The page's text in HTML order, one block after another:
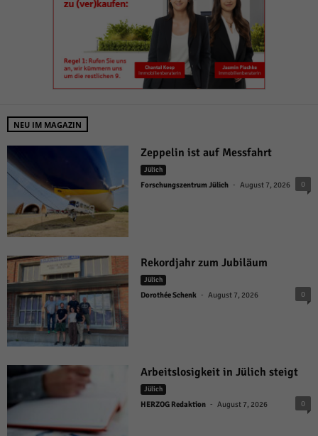
NEU IM MAGAZIN
Zeppelin ist auf Messfahrt
Jülich
Forschungszentrum Jülich - August 7, 2026 0
Rekordjahr zum Jubiläum
Jülich
Dorothée Schenk - August 7, 2026 0
Arbeitslosigkeit in Jülich steigt
Jülich
HERZOG Redaktion - August 7, 2026 0